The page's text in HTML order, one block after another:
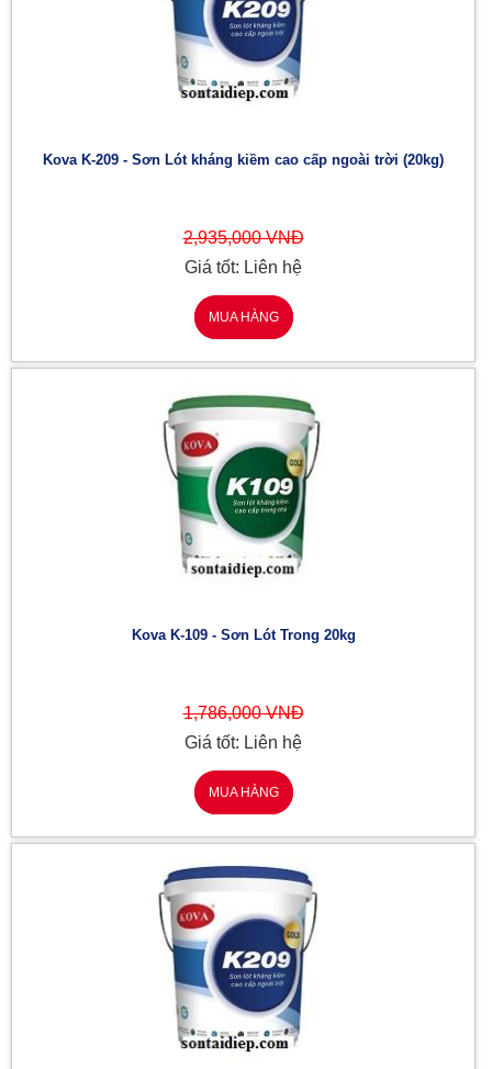
Kova K-209 - Sơn Lót kháng kiềm cao cấp ngoài trời (20kg)
2,935,000 VNĐ
Giá tốt: Liên hệ
MUA HÀNG
Kova K-109 - Sơn Lót Trong 20kg
1,786,000 VNĐ
Giá tốt: Liên hệ
MUA HÀNG